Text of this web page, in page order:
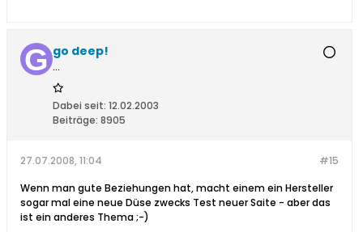
go deep!
...
Dabei seit: 12.02.2003
Beiträge: 8905
#15
27.07.2008, 11:04
Wenn man gute Beziehungen hat, macht einem ein Hersteller
sogar mal eine neue Düse zwecks Test neuer Saite - aber das
ist ein anderes Thema ;-)